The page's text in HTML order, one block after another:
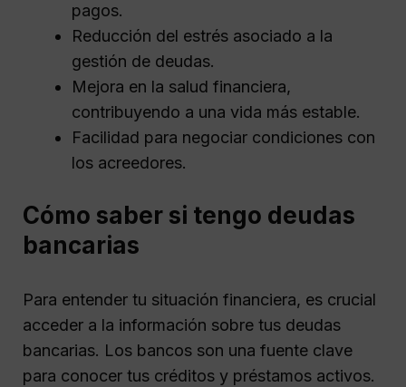
pagos.
Reducción del estrés asociado a la
gestión de deudas.
Mejora en la salud financiera,
contribuyendo a una vida más estable.
Facilidad para negociar condiciones con
los acreedores.
Cómo saber si tengo deudas
bancarias
Para entender tu situación financiera, es crucial
acceder a la información sobre tus deudas
bancarias. Los bancos son una fuente clave
para conocer tus créditos y préstamos activos.